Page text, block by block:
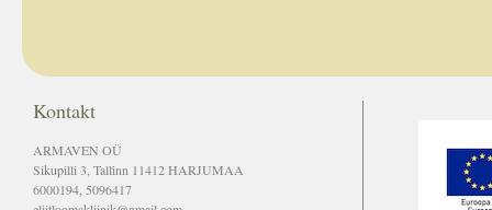
Kontakt
ARMAVEN OÜ
Sikupilli 3, Tallinn 11412 HARJUMAA
6000194, 5096417